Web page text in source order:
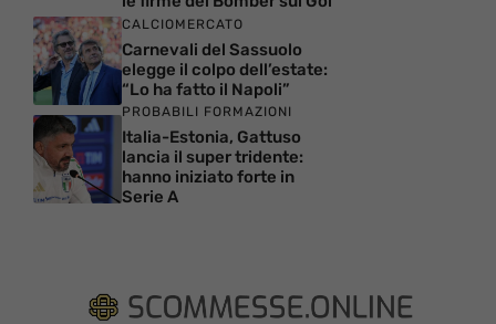
CALCIOMERCATO
Carnevali del Sassuolo
elegge il colpo dell’estate:
“Lo ha fatto il Napoli”
PROBABILI FORMAZIONI
Italia-Estonia, Gattuso
lancia il super tridente:
hanno iniziato forte in
Serie A